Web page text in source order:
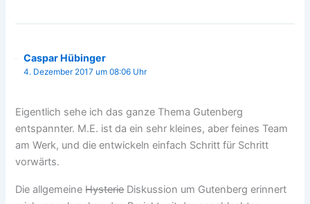
Caspar Hübinger
4. Dezember 2017 um 08:06 Uhr
Eigentlich sehe ich das ganze Thema Gutenberg
entspannter. M.E. ist da ein sehr kleines, aber feines Team
am Werk, und die entwickeln einfach Schritt für Schritt
vorwärts.
Die allgemeineHysterieDiskussion um Gutenberg erinnert